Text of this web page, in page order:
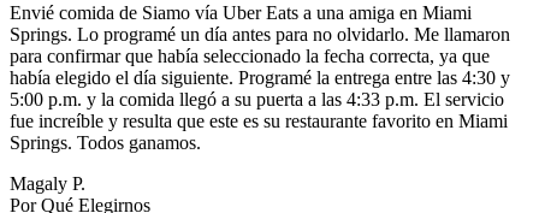
Envié comida de Siamo vía Uber Eats a una amiga en Miami
Springs. Lo programé un día antes para no olvidarlo. Me llamaron
para confirmar que había seleccionado la fecha correcta, ya que
había elegido el día siguiente. Programé la entrega entre las 4:30 y
5:00 p.m. y la comida llegó a su puerta a las 4:33 p.m. El servicio
fue increíble y resulta que este es su restaurante favorito en Miami
Springs. Todos ganamos.
Magaly P.
Por Qué Elegirnos